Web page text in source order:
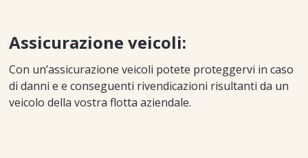
Assicurazione veicoli:
Con un’assicurazione veicoli potete proteggervi in caso
di danni e e conseguenti rivendicazioni risultanti da un
veicolo della vostra flotta aziendale.